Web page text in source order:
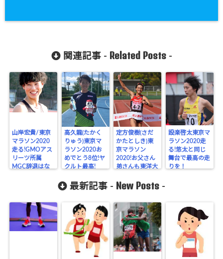
関連記事 - Related Posts-
山岸宏貴/東京
マラソン2020
走る!GMOアス
リーツ所属
MGC辞退はな
高久龍(たかく
りゅう)東京マ
ラソン2020お
めでとう8位!ヤ
クルト最高!
定方俊樹(さだ
かたとしき)東
京マラソン
2020!お父さん
弟さんも東洋大
設楽啓太東京マ
ラソン2020走
る!悠太と同じ
舞台で最高の走
りを！
最新記事 - New Posts -